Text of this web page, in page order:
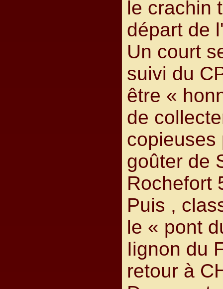
le crachin
départ de
Un court
suivi du
être «
de
copieuses
goûter de
Rochefort
Puis ,
le « pont
Iignon du
retour à